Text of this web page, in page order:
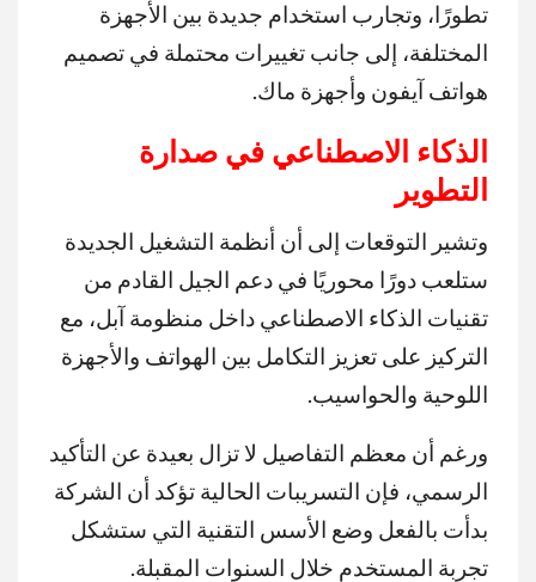
تطورًا، وتجارب استخدام جديدة بين الأجهزة
المختلفة، إلى جانب تغييرات محتملة في تصميم
هواتف آيفون وأجهزة ماك.
الذكاء الاصطناعي في صدارة
التطوير
وتشير التوقعات إلى أن أنظمة التشغيل الجديدة
ستلعب دورًا محوريًا في دعم الجيل القادم من
تقنيات الذكاء الاصطناعي داخل منظومة آبل، مع
التركيز على تعزيز التكامل بين الهواتف والأجهزة
اللوحية والحواسيب.
ورغم أن معظم التفاصيل لا تزال بعيدة عن التأكيد
الرسمي، فإن التسريبات الحالية تؤكد أن الشركة
بدأت بالفعل وضع الأسس التقنية التي ستشكل
تجربة المستخدم خلال السنوات المقبلة.